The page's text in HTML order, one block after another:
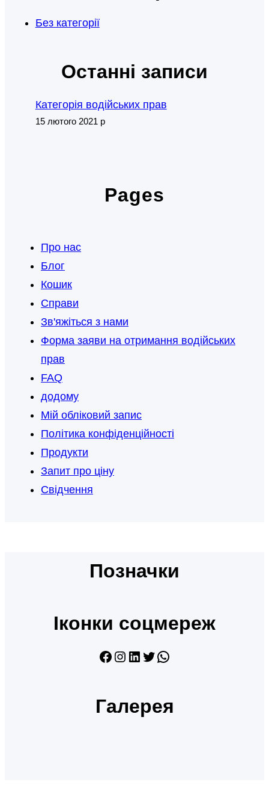
Без категорії
Останні записи
Категорія водійських прав
15 лютого 2021 р
Pages
Про нас
Блог
Кошик
Справи
Зв'яжіться з нами
Форма заяви на отримання водійських
прав
FAQ
додому
Мій обліковий запис
Політика конфіденційності
Продукти
Запит про ціну
Свідчення
Позначки
Іконки соцмереж
Facebook Instagram LinkedIn Twitter WhatsApp
Галерея